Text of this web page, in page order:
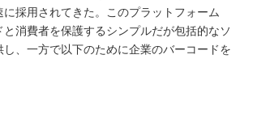
採用されてきた。このプラットフォーム
消費者を保護するシンプルだが包括的なソ
し、一方で以下のために企業のバーコードを